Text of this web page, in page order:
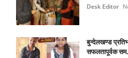
Desk Editor
बुन्देलखण्ड
सफलतापूर्वक